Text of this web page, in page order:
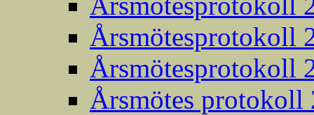
Årsmötesprotokoll
Årsmötesprotokoll
Årsmötes protokoll